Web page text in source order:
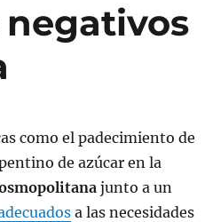
negativos
como el padecimiento de
de azúcar en la
junto a un
a las necesidades